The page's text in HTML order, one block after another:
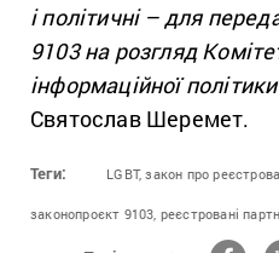
і політичні – для
9103 на розгляд
інформаційної
Святослав Шеремет.
Теги: LGBT, закон про
законопроєкт 9103, реєстровані